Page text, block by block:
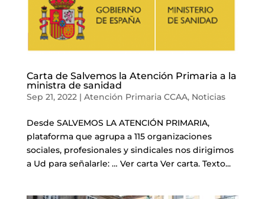
Carta de Salvemos la Atención Primaria a la
ministra de sanidad
Sep 21, 2022| Atención Primaria CCAA, Noticias
Desde SALVEMOS LA ATENCIÓN PRIMARIA,
plataforma que agrupa a 115 organizaciones
sociales, profesionales y sindicales nos dirigimos
a Ud para señalarle: … Ver carta Ver carta. Texto...